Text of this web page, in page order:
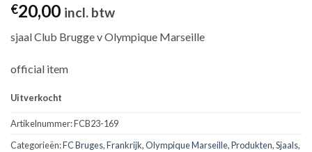
€20,00 incl. btw
sjaal Club Brugge v Olympique Marseille
official item
Uitverkocht
Artikelnummer:FCB23-169
Categorieën:FC Bruges,Frankrijk,Olympique Marseille,Produkten,Sjaals,